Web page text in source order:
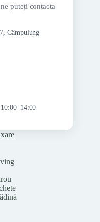
puteți contacta
Câmpulung